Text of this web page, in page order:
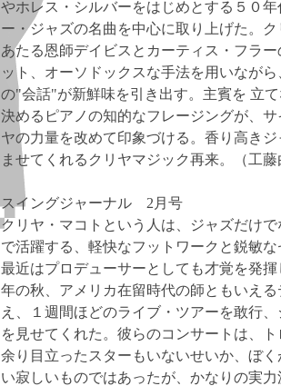
やホレス・シルバーをはじめとする５０
ー・ジャズの名曲を中心に取り上げた。
あたる恩師デイビスとカーティス・フラ
ット、オーソドックスな手法を用いなが
の"会話"が新鮮味を引き出す。主賓を 立
決めるピアノの知的なフレージングが、
ヤの力量を改めて印象づける。香り高き
ませてくれるクリヤマジック再来。（工藤
スイングジャーナル 2月号
クリヤ・マコトという人は、ジャズだけ
で活躍する、軽快なフットワークと鋭敏
最近はプロデューサーとしても才覚を発
年の秋、アメリカ在留時代の師ともいえ
え、１週間ほどのライブ・ツアーを敢行
を見せてくれた。彼らのコンサートは、
余り目立ったスターもいないせいか、ぼ
い寂しいものではあったが、かなりの実